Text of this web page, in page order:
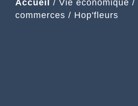
Accueil / Vie économique /
commerces / Hop'fleurs